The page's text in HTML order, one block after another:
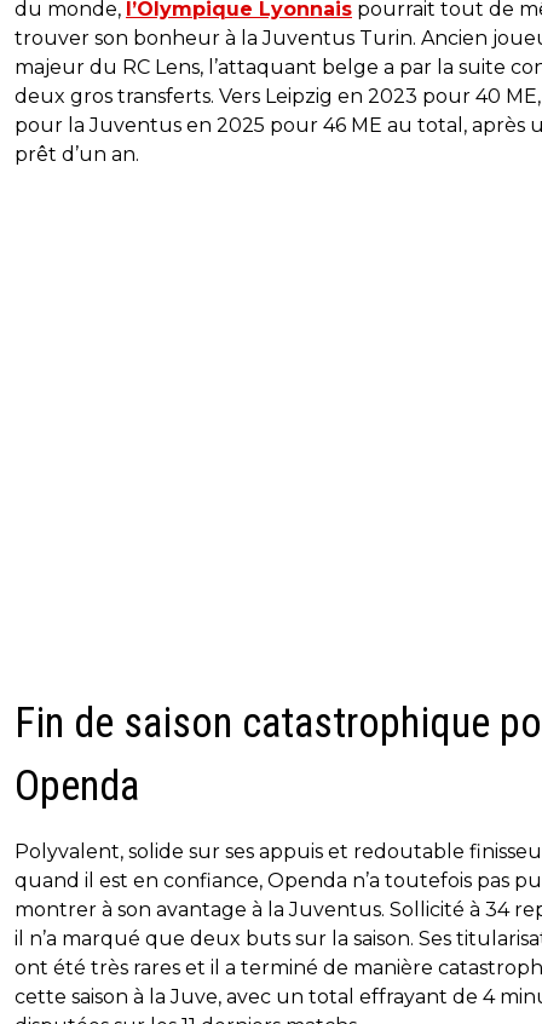
du monde, l’Olympique Lyonnais pourrait tout de
trouver son bonheur à la Juventus Turin. Ancien
majeur du RC Lens, l’attaquant belge a par la suite
deux gros transferts. Vers Leipzig en 2023 pour 40
pour la Juventus en 2025 pour 46 ME au total, après
prêt d’un an.
Fin de saison catastrophique
Openda
Polyvalent, solide sur ses appuis et redoutable
quand il est en confiance, Openda n’a toutefois pas
montrer à son avantage à la Juventus. Sollicité à 34
il n’a marqué que deux buts sur la saison. Ses
ont été très rares et il a terminé de manière
cette saison à la Juve, avec un total effrayant de 4